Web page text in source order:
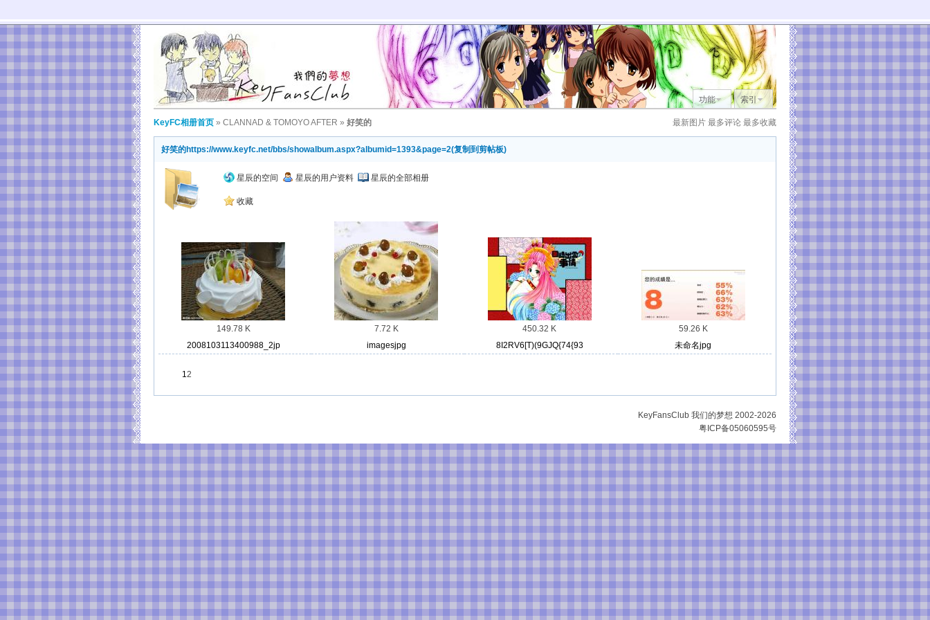
功能 索引
最新图片 最多评论 最多收藏
KeyFC相册首页 » CLANNAD & TOMOYO AFTER » 好笑的
好笑的https://www.keyfc.net/bbs/showalbum.aspx?albumid=1393&page=2(复制到剪帖板)
星辰的空间 星辰的用户资料 星辰的全部相册
收藏
149.78 K
2008103113400988_2jp
7.72 K
imagesjpg
450.32 K
8I2RV6[T)(9GJQ{74{93
59.26 K
未命名jpg
12
KeyFansClub 我们的梦想 2002-2026
粤ICP备05060595号